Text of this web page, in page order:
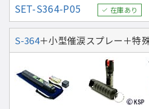
SET-S364-P05 在庫あり
S-364＋小型催涙スプレー＋特